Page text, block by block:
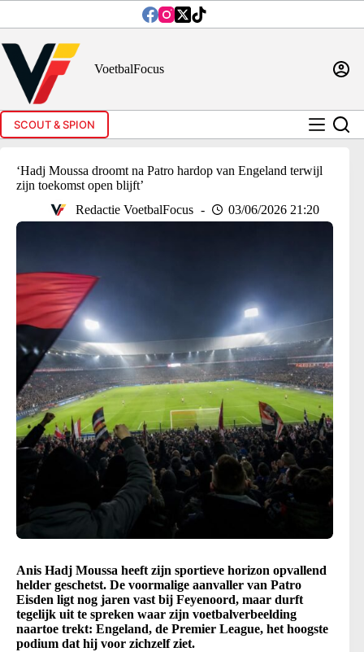
inhoud
VoetbalFocus
SCOUT & SPION
‘Hadj Moussa droomt na Patro hardop van Engeland terwijl
zijn toekomst open blijft’
Redactie VoetbalFocus
03/06/2026 21:20
Anis Hadj Moussa heeft zijn sportieve horizon opvallend
helder geschetst. De voormalige aanvaller van Patro
Eisden ligt nog jaren vast bij Feyenoord, maar durft
tegelijk uit te spreken waar zijn voetbalverbeelding
naartoe trekt: Engeland, de Premier League, het hoogste
podium dat hij voor zichzelf ziet.